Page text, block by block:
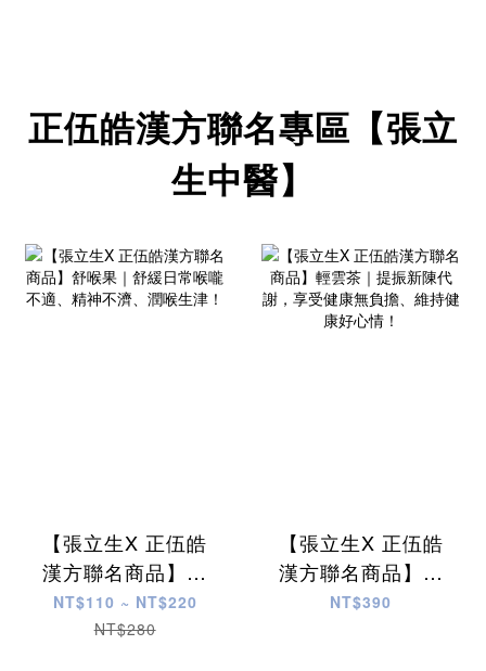
正伍皓漢方聯名專區【張立
生中醫】
【張立生X 正伍皓
漢方聯名商品】舒
喉果｜舒緩日常喉
嚨不適、精神不
NT$110 ~ NT$220
NT$280
【張立生X 正伍皓
漢方聯名商品】輕
雲茶｜提振新陳代
NT$390